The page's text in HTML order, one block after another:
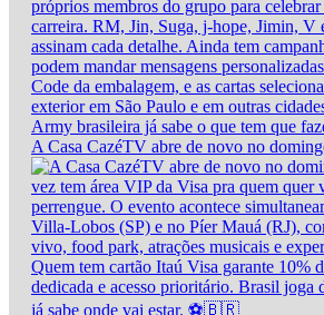
A Casa CazéTV abre de novo no